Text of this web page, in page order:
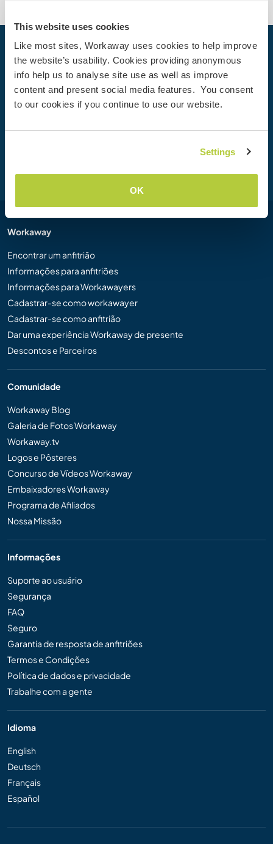
This website uses cookies
Like most sites, Workaway uses cookies to help improve
the website’s usability. Cookies providing anonymous
info help us to analyse site use as well as improve
content and present social media features. You consent
to our cookies if you continue to use our website.
Settings
OK
Sua próxima Aventura começa hoje
Junte-se à comunidade Workaway hoje mesmo para
descobrir experiências de viagem únicas com mais de
50.000 oportunidades por todo o mundo.
Workaway
Encontrar um anfitrião
Informações para anfitriões
Informações para Workawayers
Cadastrar-se como workawayer
Cadastrar-se como anfitrião
Dar uma experiência Workaway de presente
Descontos e Parceiros
Comunidade
Workaway Blog
Galeria de Fotos Workaway
Workaway.tv
Logos e Pôsteres
Concurso de Vídeos Workaway
Embaixadores Workaway
Programa de Afiliados
Nossa Missão
Informações
Suporte ao usuário
Segurança
FAQ
Seguro
Garantia de resposta de anfitriões
Termos e Condições
Política de dados e privacidade
Trabalhe com a gente
Idioma
English
Deutsch
Français
Español